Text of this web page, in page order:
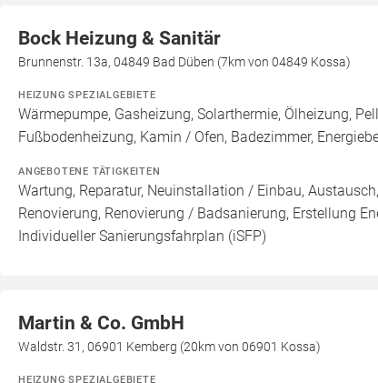
Bock Heizung & Sanitär
Brunnenstr. 13a, 04849 Bad Düben (7km von 04849 Kossa)
HEIZUNG SPEZIALGEBIETE
Wärmepumpe, Gasheizung, Solarthermie, Ölheizung,
Fußbodenheizung, Kamin / Ofen, Badezimmer,
ANGEBOTENE TÄTIGKEITEN
Wartung, Reparatur, Neuinstallation / Einbau,
Renovierung, Renovierung / Badsanierung, Erstellung
Individueller Sanierungsfahrplan (iSFP)
Martin & Co. GmbH
Waldstr. 31, 06901 Kemberg (20km von 06901 Kossa)
HEIZUNG SPEZIALGEBIETE